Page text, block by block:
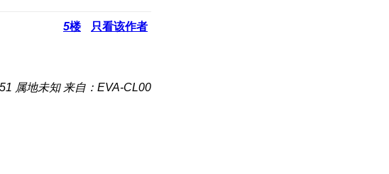
5楼 只看该作者
属地未知 来自：EVA-CL00